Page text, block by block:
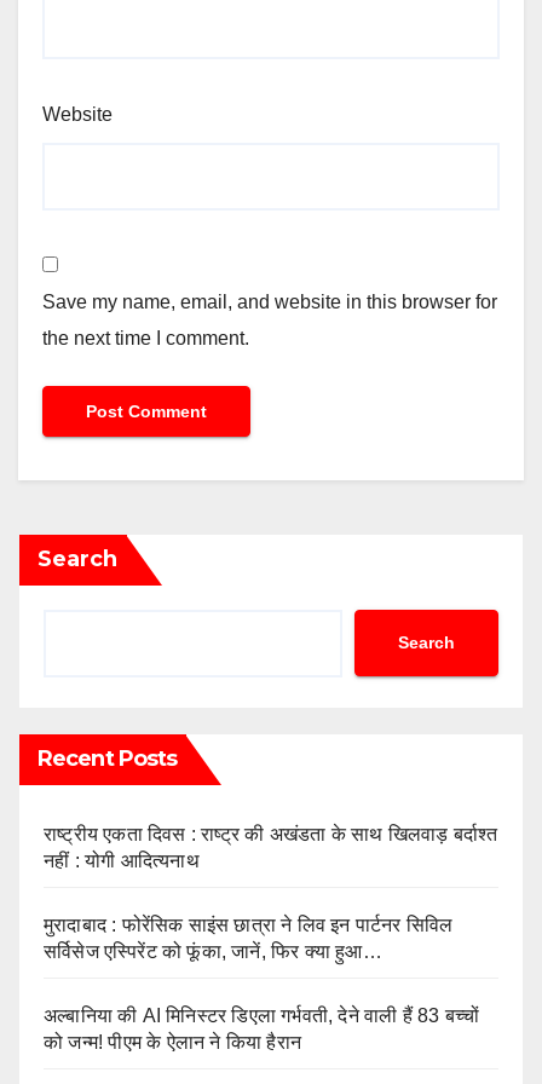
Website
Save my name, email, and website in this browser for
the next time I comment.
Search
Search
Recent Posts
राष्ट्रीय एकता दिवस : राष्ट्र की अखंडता के साथ खिलवाड़ बर्दाश्त
नहीं : योगी आदित्यनाथ
मुरादाबाद : फोरेंसिक साइंस छात्रा ने लिव इन पार्टनर सिविल
सर्विसेज एस्पिरेंट को फूंका, जानें, फिर क्या हुआ…
अल्बानिया की AI मिनिस्‍टर डिएला गर्भवती, देने वाली हैं 83 बच्चों
को जन्‍म! पीएम के ऐलान ने किया हैरान